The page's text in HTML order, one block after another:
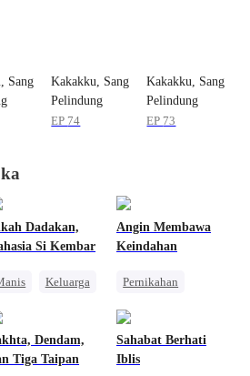
Sang
Kakakku, Sang
Pelindung
EP 74
Kakakku, Sang
Pelindung
EP 73
Dadakan,
Si Kembar
Keluarga
Angin Membawa
Keindahan
Pernikahan
Dendam,
Tiga Taipan
Sahabat Berhati
Iblis